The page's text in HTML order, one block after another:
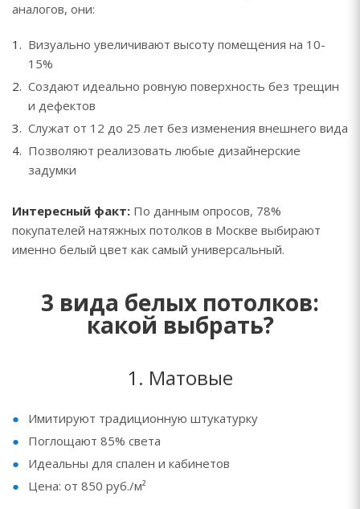
аналогов, они:
Визуально увеличивают высоту помещения на 10-
15%
Создают идеально ровную поверхность без трещин
и дефектов
Служат от 12 до 25 лет без изменения внешнего вида
Позволяют реализовать любые дизайнерские
задумки
Интересный факт: По данным опросов, 78%
покупателей натяжных потолков в Москве выбирают
именно белый цвет как самый универсальный.
3 вида белых потолков:
какой выбрать?
1. Матовые
Имитируют традиционную штукатурку
Поглощают 85% света
Идеальны для спален и кабинетов
Цена: от 850 руб./м²